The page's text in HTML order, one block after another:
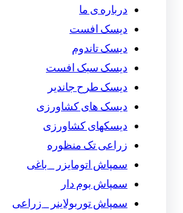
درباره ی ما
دیسک افست
دیسک تاندوم
دیسک سبک افست
دیسک طرح جاندیر
دیسک های کشاورزی
دیسکهای کشاورزی
زراعی تک منظوره
سمپاش اتومایزر _ باغی
سمپاش بوم دار
سمپاش توربولاینر _ زراعی